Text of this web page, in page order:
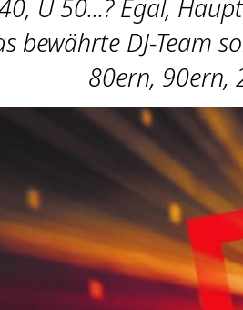
Ü 50...? Egal,
bewährte DJ-Team
80ern, 90ern,